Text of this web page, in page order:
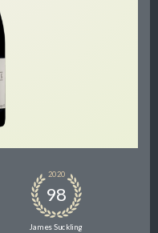
2020
98
James Suckling